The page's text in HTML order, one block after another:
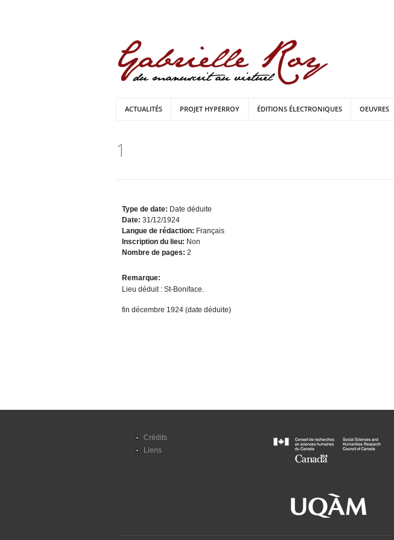
ACTUALITÉS PROJET HYPERROY ÉDITIONS ÉLECTRONIQUES OEUVRES
1
Type de date: Date déduite
Date: 31/12/1924
Langue de rédaction: Français
Inscription du lieu: Non
Nombre de pages: 2
Remarque:
Lieu déduit : St-Boniface.
fin décembre 1924 (date déduite)
Crédits
Liens